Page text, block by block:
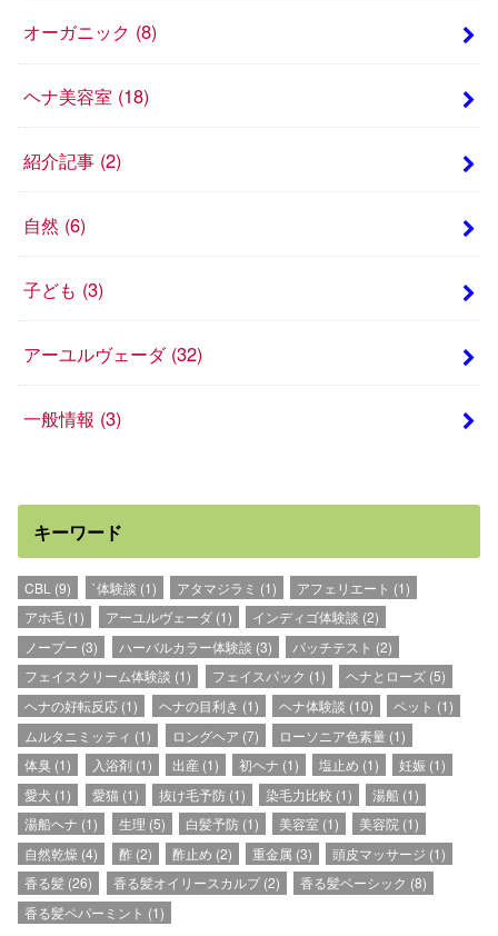
オーガニック (8)
ヘナ美容室 (18)
紹介記事 (2)
自然 (6)
子ども (3)
アーユルヴェーダ (32)
一般情報 (3)
キーワード
CBL (9) `体験談 (1) アタマジラミ (1) アフェリエート (1)
アホ毛 (1) アーユルヴェーダ(1) インディゴ体験談 (2)
ノープー (3) ハーバルカラー体験談 (3) パッチテスト (2)
フェイスクリーム体験談 (1) フェイスパック (1) ヘナとローズ(5)
ヘナの好転反応 (1) ヘナの目利き (1) ヘナ体験談 (10) ペット (1)
ムルタニミッティ (1) ロングヘア (7) ローソニア色素量(1)
体臭 (1) 入浴剤(1) 出産(1) 初ヘナ (1) 塩止め (1) 妊娠 (1)
愛犬 (1) 愛猫(1) 抜け毛予防(1) 染毛力比較 (1) 湯船 (1)
湯船ヘナ (1) 生理 (5) 白髪予防(1) 美容室 (1) 美容院 (1)
自然乾燥 (4) 酢(2) 酢止め (2) 重金属 (3) 頭皮マッサージ (1)
香る髪 (26) 香る髪オイリースカルプ(2) 香る髪ベーシック (8)
香る髪ペパーミント (1)